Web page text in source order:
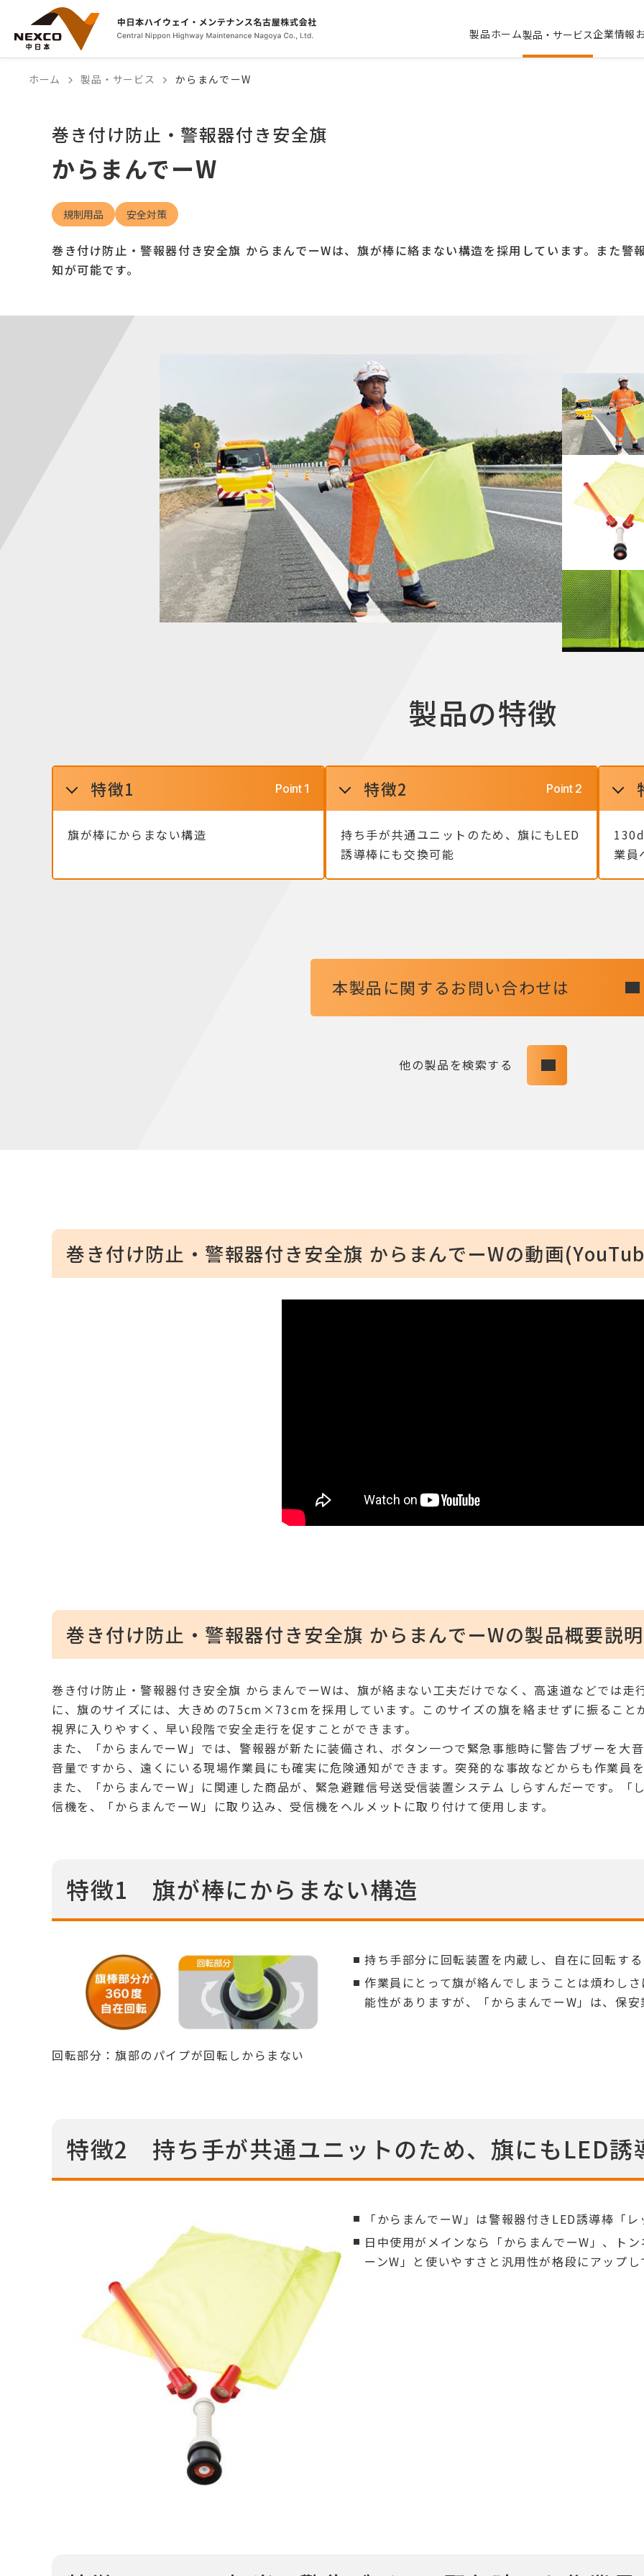
製品ホーム製品・サービス企業情報
ホーム 製品・サービス からまんでーW
巻き付け防止・警報器付き安全旗
からまんでーW
規制用品 安全対策
巻き付け防止・警報器付き安全旗 からまんでーWは、旗が棒に絡まない構造を採用しています。また
知が可能です。
製品の特徴
特徴1
旗が棒にからまない構造
特徴2
持ち手が共通ユニットのため、旗にもLED
誘導棒にも交換可能
業員
本製品に関するお問い合わせは
他の製品を検索する
巻き付け防止・警報器付き安全旗 からまんでーWの動画
巻き付け防止・警報器付き安全旗 からまんでーWの製品概要説
巻き付け防止・警報器付き安全旗 からまんでーWは、旗が絡まない工夫だけでなく、高速道などでは
に、旗のサイズには、大きめの75cm×73cmを採用しています。このサイズの旗を絡ませずに振ること
視界に入りやすく、早い段階で安全走行を促すことができます。
また、「からまんでーW」では、警報器が新たに装備され、ボタン一つで緊急事態時に警告ブザーを大
音量ですから、遠くにいる現場作業員にも確実に危険通知ができます。突発的な事故などからも作業員
また、「からまんでーW」に関連した商品が、緊急避難信号送受信装置システム しらすんだーです。
信機を、「からまんでーW」に取り込み、受信機をヘルメットに取り付けて使用します。
特徴1 旗が棒にからまない構造
回転部分：旗部のパイプが回転しからまない
持ち手部分に回転装置を内蔵し、自在に回転す
作業員にとって旗が絡んでしまうことは煩わし
能性がありますが、「からまんでーW」は、保
特徴2 持ち手が共通ユニットのため、旗にもLED誘
「からまんでーW」は警報器付きLED誘導棒「
日中使用がメインなら「からまんでーW」、ト
ーンW」と使いやすさと汎用性が格段にアップ